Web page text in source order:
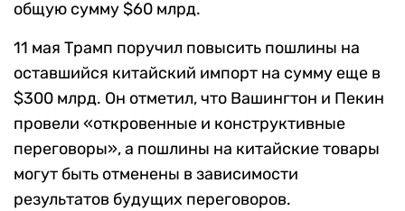
общую сумму $60 млрд.
11 мая Трамп поручил повысить пошлины на
оставшийся китайский импорт на сумму еще в
$300 млрд. Он отметил, что Вашингтон и Пекин
провели «откровенные и конструктивные
переговоры», а пошлины на китайские товары
могут быть отменены в зависимости
результатов будущих переговоров.